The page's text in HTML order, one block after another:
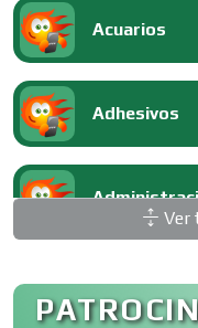
Acuarios
Adhesivos
Ver